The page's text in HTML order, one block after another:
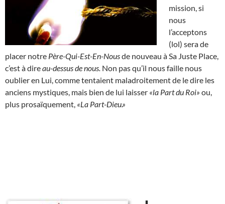
mission, si
nous
l’acceptons
(lol) sera de
placer notre Père-Qui-Est-En-Nousde nouveau à Sa Juste Place,
c’est à direau-dessus de nous. Non pas qu’il nous faille nous
oublier en Lui, comme tentaient maladroitement de le dire les
anciens mystiques, mais bien de lui laisser «la Part du Roi» ou,
plus prosaïquement, «La Part-Dieu.»